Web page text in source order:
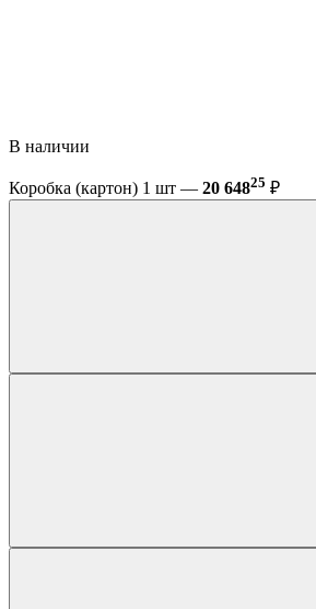
В наличии
Коробка (картон) 1 шт — 20 64825 ₽